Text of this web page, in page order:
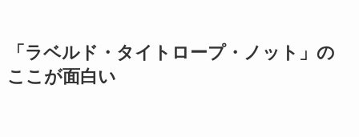
「ラベルド・タイトロープ・ノット」の
ここが面白い